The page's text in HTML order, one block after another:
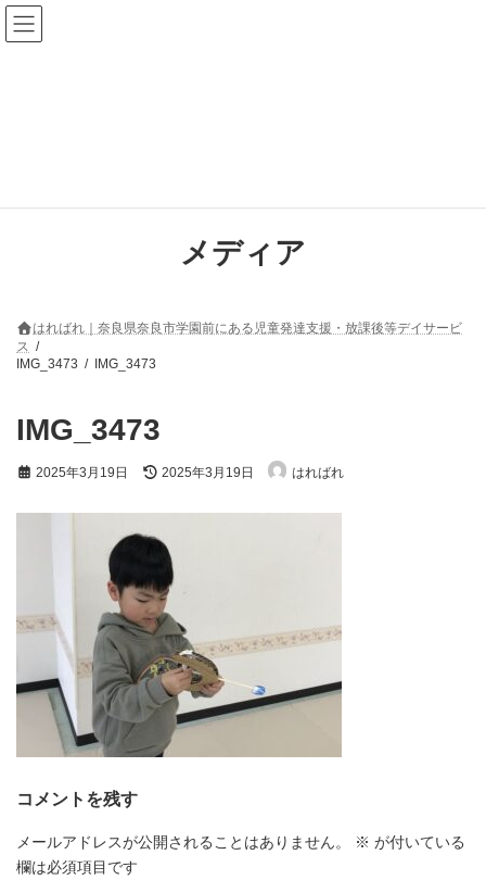
コ
ン
テ
ナ
ビ
ゲ
メディア
はればれ｜奈良県奈良市学園前にある児童発達支援・放課後等デイサービ
ス
IMG_3473
IMG_3473
IMG_3473
2025年3月19日
最
日
時
2025年3月19日 はればれ
コメントを残す
メールアドレスが公開されることはありません。 ※ が付いている
欄は必須項目です